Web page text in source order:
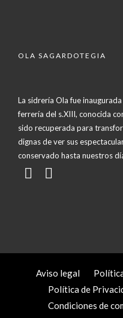
OLA SAGARDOTEGIA
La sidrería Ola fue
ferrería del s.XIII, conocida
sido recuperada para
dignas de ver sus
conservado hasta nuestros
Aviso legal
Política de
Condiciones de